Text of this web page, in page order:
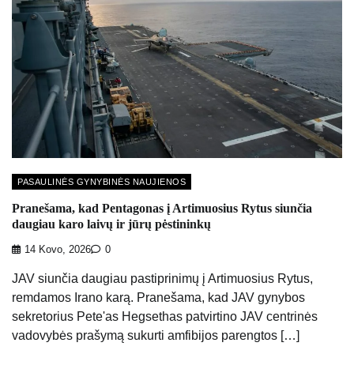
PASAULINĖS GYNYBINĖS NAUJIENOS
Pranešama, kad Pentagonas į Artimuosius Rytus siunčia
daugiau karo laivų ir jūrų pėstininkų
14 Kovo, 2026 0
JAV siunčia daugiau pastiprinimų į Artimuosius Rytus,
remdamos Irano karą. Pranešama, kad JAV gynybos
sekretorius Pete'as Hegsethas patvirtino JAV centrinės
vadovybės prašymą sukurti amfibijos parengtos […]